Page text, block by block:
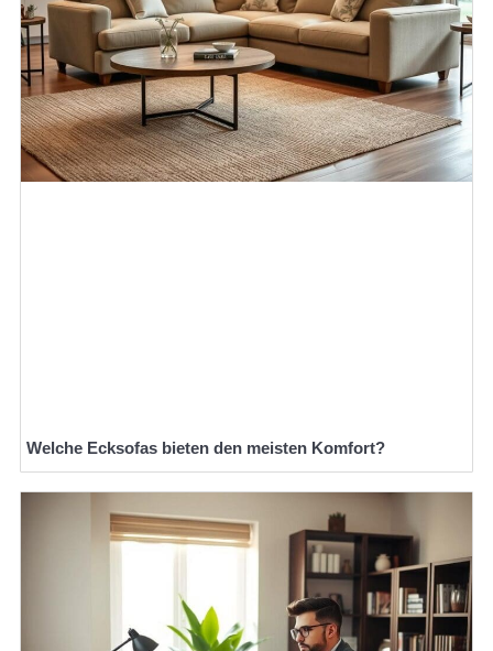
Welche Ecksofas bieten den meisten Komfort?